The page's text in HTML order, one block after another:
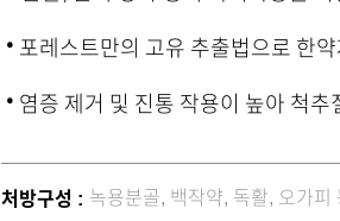
· 포레스트만의 고유 추출법으로 한
· 염증 제거 및 진통 작용이 높아 척추
처방구성 : 녹용분골, 백작약, 독활, 오가피